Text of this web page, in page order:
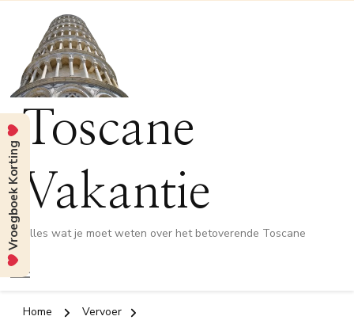
Toscane
Vakantie
Alles wat je moet weten over het betoverende Toscane
Home
Vervoer
Vroegboek Korting